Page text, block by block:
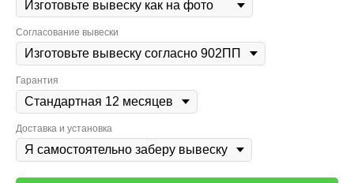
Согласование вывески
Гарантия
Доставка и установка